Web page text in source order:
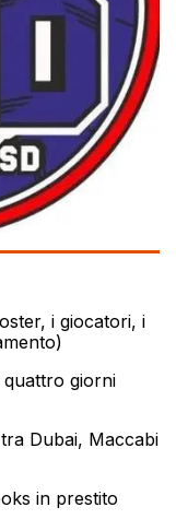
i giocatori, i
giorni
Dubai, Maccabi
in prestito